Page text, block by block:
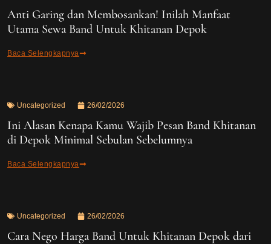
Anti Garing dan Membosankan! Inilah Manfaat
Utama Sewa Band Untuk Khitanan Depok
Baca Selengkapnya
Uncategorized 26/02/2026
Ini Alasan Kenapa Kamu Wajib Pesan Band Khitanan
di Depok Minimal Sebulan Sebelumnya
Baca Selengkapnya
Uncategorized 26/02/2026
Cara Nego Harga Band Untuk Khitanan Depok dari